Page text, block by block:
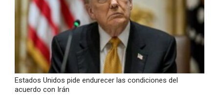
Estados Unidos pide endurecer las condiciones del
acuerdo con Irán